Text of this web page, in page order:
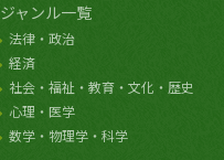
ジャンル一覧
法律・政治
経済
社会・福祉・教育・文化・歴史
心理・医学
数学・物理学・科学